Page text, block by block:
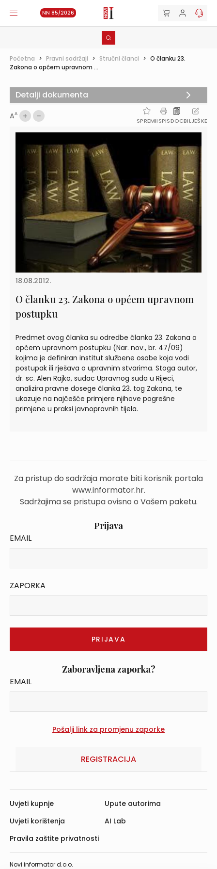
NN 85/2026
Početna > Pravni sadržaji > Stručni članci > O članku 23.
Zakona o općem upravnom ...
AA
SPREMIISPISDOCBILJEŠKE
18.08.2012.
O članku 23. Zakona o općem upravnom
postupku
Predmet ovog članka su odredbe članka 23. Zakona o
općem upravnom postupku (Nar. nov., br. 47/09)
kojima je definiran institut službene osobe koja vodi
postupak ili rješava o upravnim stvarima. Stoga autor,
dr. sc. Alen Rajko, sudac Upravnog suda u Rijeci,
analizira pravne dosege članka 23. tog Zakona, te
ukazuje na najčešće primjere njihove pogrešne
primjene u praksi javnopravnih tijela.
Za pristup do sadržaja morate biti korisnik portala
www.informator.hr.
Sadržajima se pristupa ovisno o Vašem paketu.
Prijava
EMAIL
ZAPORKA
Zaboravljena zaporka?
EMAIL
REGISTRACIJA
Detalji dokumenta
Novi informator d.o.o.
Uvjeti kupnje
Uvjeti korištenja
Pravila zaštite privatnosti
Upute autorima
AI Lab